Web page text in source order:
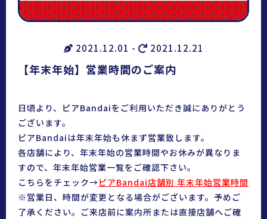
2021.12.01 - 2021.12.21
【年末年始】営業時間のご案内
日頃より、ピアBandaiをご利用いただき誠にありがとう
ございます。
ピアBandaiは年末年始も休まず営業致します。
各店舗により、年末年始の営業時間やお休みが異なりま
すので、年末年始営業一覧をご確認下さい。
こちらをチェック→ピアBandai店舗別 年末年始営業時間
※営業日、時間が変更となる場合がございます。予めご
了承ください。ご来店前に案内所または直接店舗へご確